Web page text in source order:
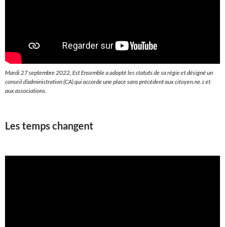
Mardi 27 septembre 2022, Est Ensemble a adopté les statuts de sa régie et désigné un
conseil d’administration (CA) qui accorde une place sans précédent aux citoyen.ne.s et
aux associations.
Les temps changent